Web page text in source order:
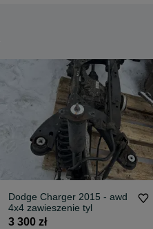
Dodge Charger 2015 - awd
4x4 zawieszenie tyl
3 300 zł